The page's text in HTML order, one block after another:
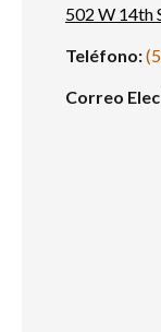
502 W 14th
Teléfono:
Correo